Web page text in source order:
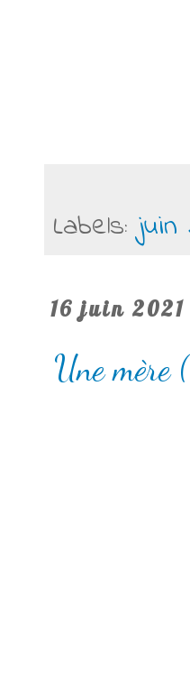
Labels:juin
16 juin 2021
Une